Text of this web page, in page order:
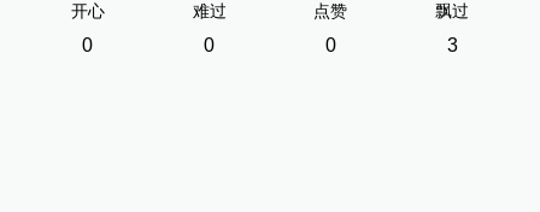
开心
0
难过
0
点赞
0
飘过
3